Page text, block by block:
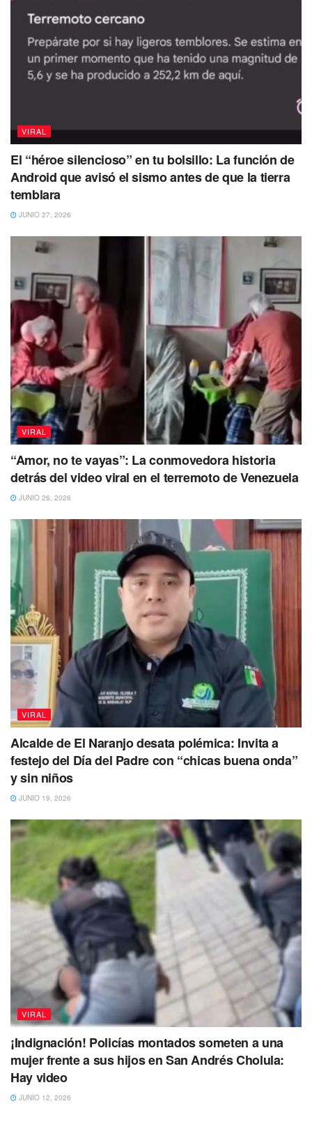
Tags: perrito refugio animal rescatado
VIRAL
El “héroe silencioso” en tu bolsillo: La función de
Android que avisó el sismo antes de que la tierra
temblara
JUNIO 27, 2026
VIRAL
“Amor, no te vayas”: La conmovedora historia
detrás del video viral en el terremoto de Venezuela
JUNIO 26, 2026
VIRAL
Alcalde de El Naranjo desata polémica: Invita a
festejo del Día del Padre con “chicas buena onda”
y sin niños
JUNIO 19, 2026
VIRAL
¡Indignación! Policías montados someten a una
mujer frente a sus hijos en San Andrés Cholula:
Hay video
JUNIO 12, 2026